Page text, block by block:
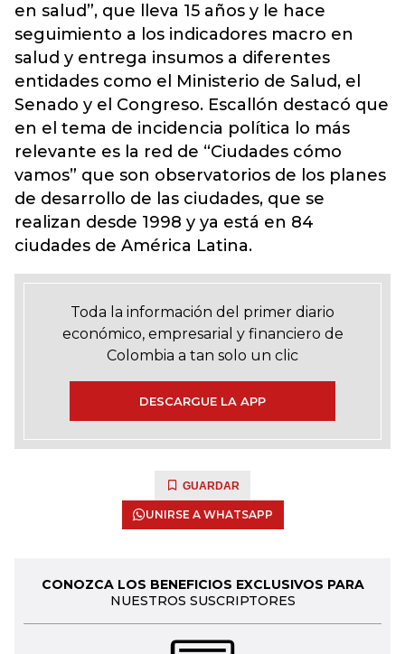
en salud”, que lleva 15 años y le hace
seguimiento a los indicadores macro en
salud y entrega insumos a diferentes
entidades como el Ministerio de Salud, el
Senado y el Congreso. Escallón destacó que
en el tema de incidencia política lo más
relevante es la red de “Ciudades cómo
vamos” que son observatorios de los planes
de desarrollo de las ciudades, que se
realizan desde 1998 y ya está en 84
ciudades de América Latina.
Toda la información del primer diario
económico, empresarial y financiero de
Colombia a tan solo un clic
DESCARGUE LA APP
GUARDAR
UNIRSE A WHATSAPP
CONOZCA LOS BENEFICIOS EXCLUSIVOS PARA
NUESTROS SUSCRIPTORES